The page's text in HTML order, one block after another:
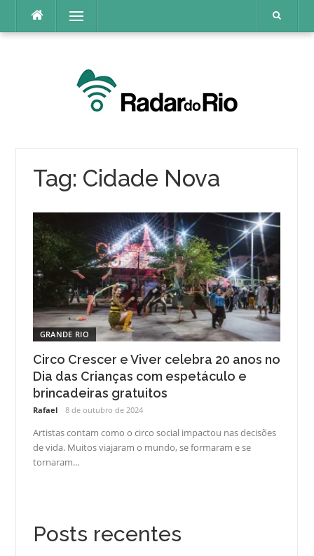
o
Menu
Tag: Cidade Nova
GRANDE RIO
Circo Crescer e Viver celebra 20 anos no
Dia das Crianças com espetáculo e
brincadeiras gratuitos
Rafael 8 de outubro de 2024
Artistas contam como o circo social impactou nas decisões
de vida. Muitos viajaram o mundo, se formaram e se
tornaram...
Posts recentes